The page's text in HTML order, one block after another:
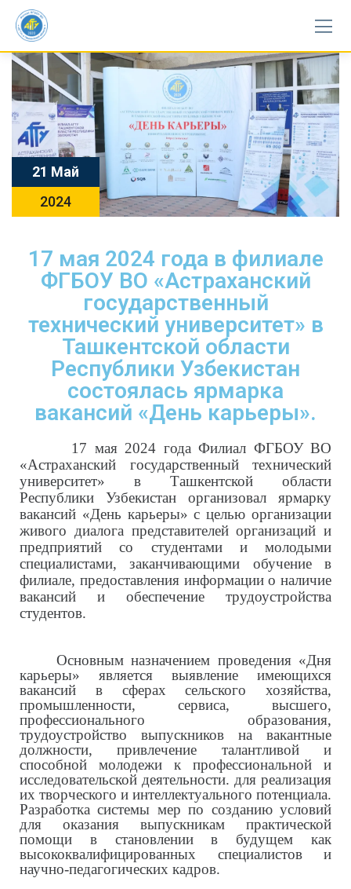
21 Май
2024
17 мая 2024 года в филиале
ФГБОУ ВО «Астраханский
государственный
технический университет» в
Ташкентской области
Республики Узбекистан
состоялась ярмарка
вакансий «День карьеры».
17 мая 2024 года Филиал ФГБОУ ВО
«Астраханский государственный технический
университет» в Ташкентской области
Республики Узбекистан организовал ярмарку
вакансий «День карьеры» с целью организации
живого диалога представителей организаций и
предприятий со студентами и молодыми
специалистами, заканчивающими обучение в
филиале, предоставления информации о наличие
вакансий и обеспечение трудоустройства
студентов.
Основным назначением проведения «Дня
карьеры» является выявление имеющихся
вакансий в сферах сельского хозяйства,
промышленности, сервиса, высшего,
профессионального образования,
трудоустройство выпускников на вакантные
должности, привлечение талантливой и
способной молодежи к профессиональной и
исследовательской деятельности. для реализация
их творческого и интеллектуального потенциала.
Разработка системы мер по созданию условий
для оказания выпускникам практической
помощи в становлении в будущем как
высококвалифицированных специалистов и
научно-педагогических кадров.